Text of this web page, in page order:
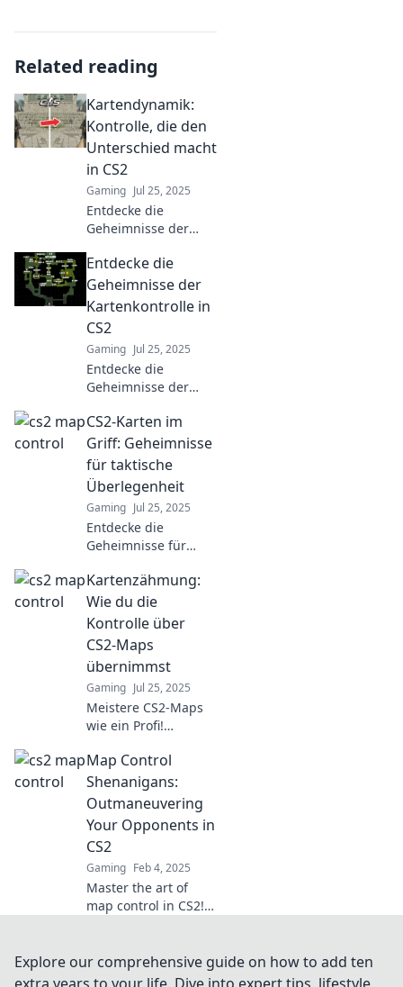
Related reading
Kartendynamik:
Kontrolle, die den
Unterschied macht
in CS2
Gaming Jul 25, 2025
Entdecke die
Geheimnisse der
CS2! Lerne, wie
Kontrolle deine
Spiele kürt und dich
Entdecke die
Geheimnisse der
Kartenkontrolle in
CS2
Gaming Jul 25, 2025
Entdecke die
Geheimnisse der
CS2 und meistere
das Spiel! Tipps,
Strategien und
Insider-Wissen
warten auf dich!
CS2-Karten im
Griff: Geheimnisse
für taktische
Überlegenheit
Gaming Jul 25, 2025
Entdecke die
Geheimnisse für
Überlegenheit in
CS2! Meistere
Kartenstrategien und
Gegner im Spiel.
Kartenzähmung:
Wie du die
Kontrolle über
CS2-Maps
übernimmst
Gaming Jul 25, 2025
Meistere CS2-Maps
wie ein Profi!
Strategien zur
Kartenzähmung und
übernimm die
Kontrolle im Spiel.
Map Control
Shenanigans:
Outmaneuvering
Your Opponents in
CS2
Gaming Feb 4, 2025
Master the art of
map control in CS2!
opponents and
dominate the
Explore our comprehensive guide on how to add ten
extra years to your life. Dive into expert tips, lifestyle